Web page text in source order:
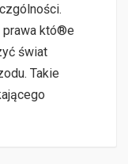
prawa któ®e
świat
Takie